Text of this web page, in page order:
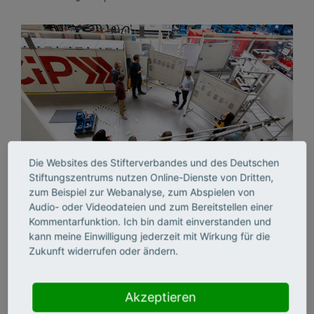
Doch nicht nur Unternehmen, auch Studierende
profitierenvon der engen Verzahnung von Forschung und
Praxis: Sie arbeiten aktiv in den Workshops mit, bearbeiten
reale industrielle Problemstellungen und gewinnen
Ergänzt wird das Angebot durch Beratungsprojekte in der
Industrie, die eine nachhaltige Umsetzung des Erlernten in
Die Websites des Stifterverbandes und des Deutschen
Stiftungszentrums nutzen Online-Dienste von Dritten,
zum Beispiel zur Webanalyse, zum Abspielen von
Audio- oder Videodateien und zum Bereitstellen einer
Kommentarfunktion. Ich bin damit einverstanden und
kann meine Einwilligung jederzeit mit Wirkung für die
Zukunft widerrufen oder ändern.
Akzeptieren